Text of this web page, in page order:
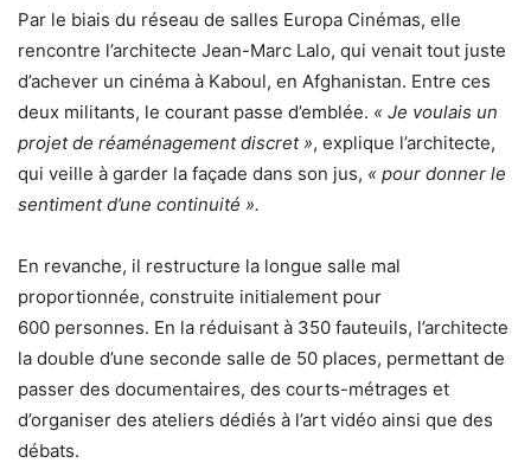
Par le biais du réseau de salles Europa Cinémas, elle
rencontre l’architecte Jean-Marc Lalo, qui venait tout juste
d’achever un cinéma à Kaboul, en Afghanistan. Entre ces
deux militants, le courant passe d’emblée. « Je voulais un
projet de réaménagement discret », explique l’architecte,
qui veille à garder la façade dans son jus, « pour donner le
sentiment d’une continuité ».
En revanche, il restructure la longue salle mal
proportionnée, construite initialement pour
600 personnes. En la réduisant à 350 fauteuils, l’architecte
la double d’une seconde salle de 50 places, permettant de
passer des documentaires, des courts-métrages et
d’organiser des ateliers dédiés à l’art vidéo ainsi que des
débats.